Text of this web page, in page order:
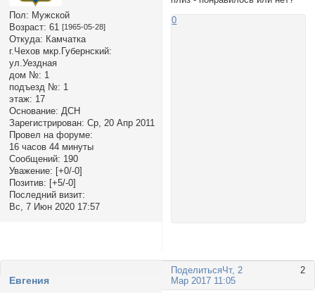
Пол: Мужской
Возраст: 61 [1965-05-28]
Откуда: Камчатка
г.Чехов мкр.Губернский:
ул.Уездная
дом №: 1
подъезд №: 1
этаж: 17
Основание: ДСН
Зарегистрирован: Ср, 20 Апр 2011
Провел на форуме:
16 часов 44 минуты
Сообщений: 190
Уважение: [+0/-0]
Позитив: [+5/-0]
Последний визит:
Вс, 7 Июн 2020 17:57
0
Поделиться 2
Чт, 2
Мар 2017 11:05
Евгения